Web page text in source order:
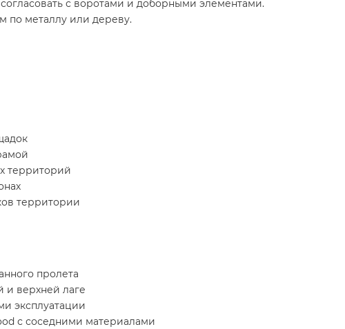
с воротами и доборными элементами.
по металлу или дереву.
территорий
территории
пролета
и верхней лаге
эксплуатации
с соседними материалами